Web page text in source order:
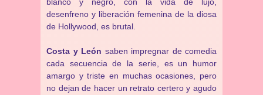
desenfreno y liberación femenina de la diosa
de Hollywood, es brutal.
Costa y León saben impregnar de comedia
cada secuencia de la serie, es un humor
amargo y triste en muchas ocasiones, pero
no dejan de hacer un retrato certero y agudo